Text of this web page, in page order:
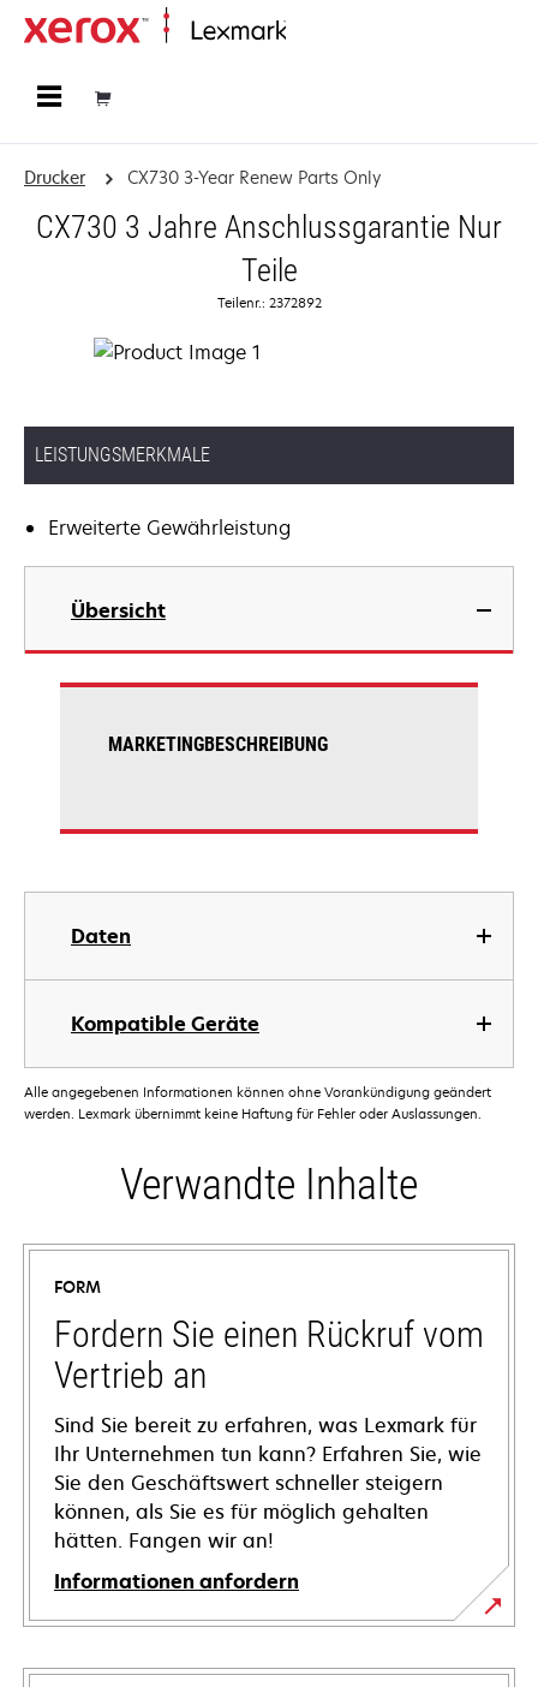
Drucker CX730 3-Year Renew Parts Only
CX730 3 Jahre Anschlussgarantie Nur
Teile
Teilenr.: 2372892
LEISTUNGSMERKMALE
Erweiterte Gewährleistung
Übersicht
Daten
Kompatible Geräte
MARKETINGBESCHREIBUNG
Alle angegebenen Informationen können ohne Vorankündigung geändert
werden. Lexmark übernimmt keine Haftung für Fehler oder Auslassungen.
Verwandte Inhalte
FORM
Fordern Sie einen Rückruf vom
Vertrieb an
Sind Sie bereit zu erfahren, was Lexmark für
Ihr Unternehmen tun kann? Erfahren Sie, wie
Sie den Geschäftswert schneller steigern
können, als Sie es für möglich gehalten
hätten. Fangen wir an!
Informationen anfordern